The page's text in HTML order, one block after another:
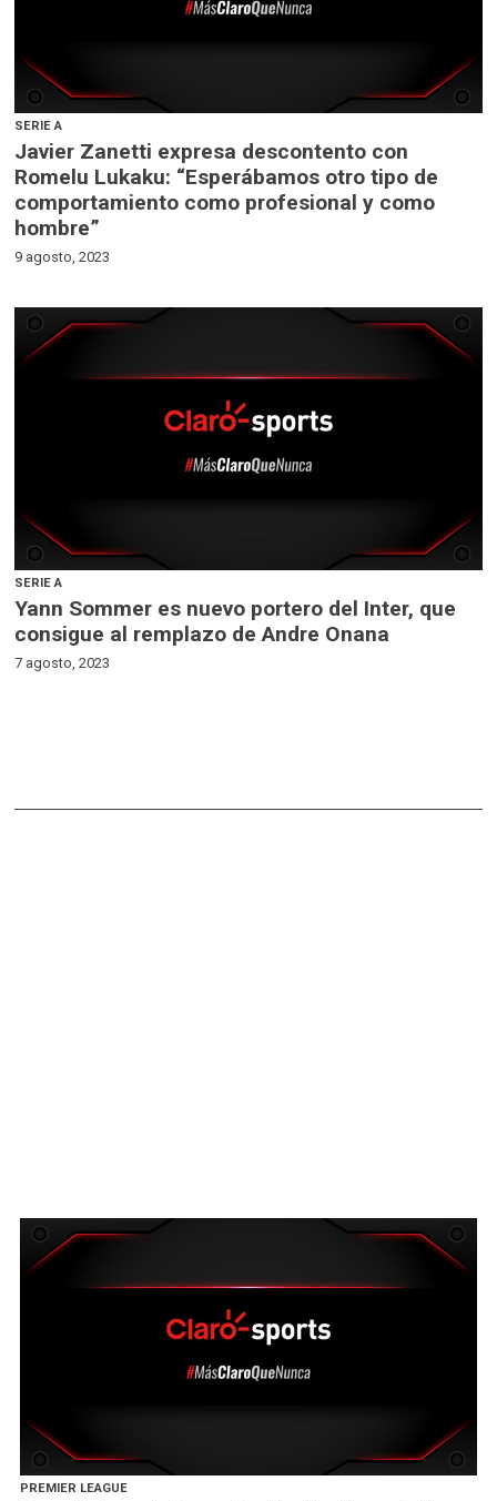
PREMIER LEAGUE
SERIE A
Javier Zanetti expresa descontento con
Romelu Lukaku: “Esperábamos otro tipo de
comportamiento como profesional y como
hombre”
9 agosto, 2023
SERIE A
Yann Sommer es nuevo portero del Inter, que
consigue al remplazo de Andre Onana
7 agosto, 2023